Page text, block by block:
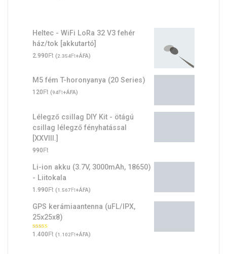
Heltec - WiFi LoRa 32 V3 fehér
ház/tok [akkutartó]
2.990Ft (2.354Ft+ÁFA)
M5 fém T-horonyanya (20 Series)
120Ft (94Ft+ÁFA)
Lélegző csillag DIY Kit - ötágú
csillag lélegző fényhatással
[XXVIII.]
990Ft
Li-ion akku (3.7V, 3000mAh, 18650)
- Liitokala
1.990Ft (1.567Ft+ÁFA)
GPS kerámiaantenna (uFL/IPX,
25x25x8)
Értékelés:
5.00 / 5
1.400Ft (1.102Ft+ÁFA)